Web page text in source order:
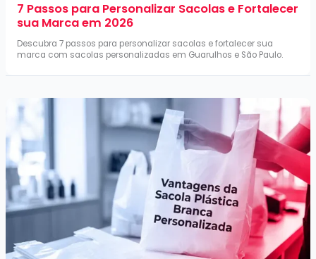
7 Passos para Personalizar Sacolas e Fortalecer
sua Marca em 2026
Descubra 7 passos para personalizar sacolas e fortalecer sua
marca com sacolas personalizadas em Guarulhos e São Paulo.